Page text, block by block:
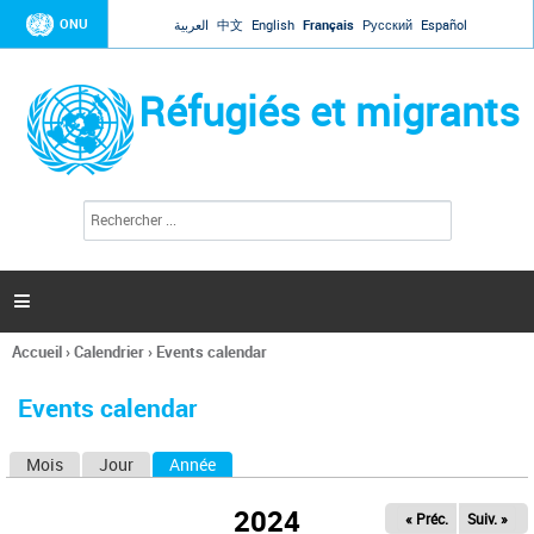
Jump to navigation
ONU العربية 中文 English Français Русский Español
Réfugiés et migrants
l
c
h
e

Vous
ici
Accueil›Calendrier› Events calendar
Events calendar
Mois Jour Année
2024 « Préc. Suiv. »